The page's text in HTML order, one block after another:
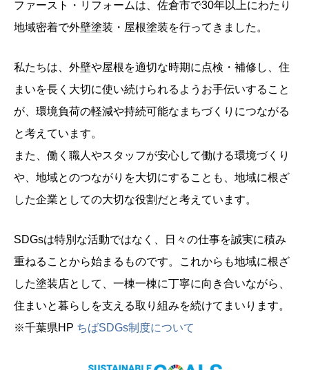
ファースト・リフォームは、佐倉市で30年以上にわたり
地域密着で外壁塗装・屋根塗装を行ってきました。
私たちは、外壁や屋根を適切な時期に点検・補修し、住
まいを長く大切に使い続けられるようお手伝いすること
が、環境負荷の軽減や持続可能なまちづくりにつながる
と考えています。
また、働く職人やスタッフが安心して働ける環境づくり
や、地域とのつながりを大切にすることも、地域に根ざ
した企業としての大切な役割だと考えています。
SDGsは特別な活動ではなく、日々の仕事を誠実に積み
重ねることから始まるものです。これからも地域に根ざ
した塗装店として、一棟一棟に丁寧に向き合いながら、
住まいと暮らしを支える取り組みを続けてまいります。
※千葉県HP ちばSDGs制度について